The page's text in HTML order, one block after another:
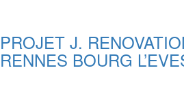
PROJET J.
RENNES BOURG